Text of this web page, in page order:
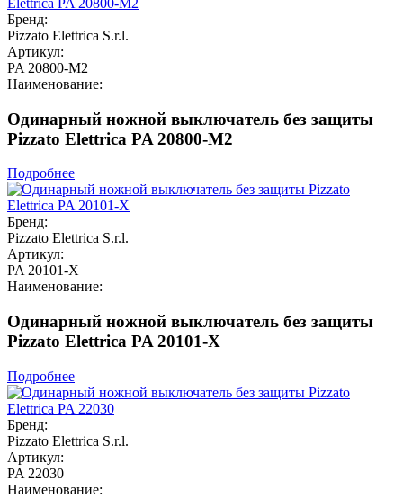
Бренд:
Pizzato Elettrica S.r.l.
Артикул:
PA 20800-M2
Наименование:
Одинарный ножной выключатель без защиты
Pizzato Elettrica PA 20800-M2
Подробнее
Бренд:
Pizzato Elettrica S.r.l.
Артикул:
PA 20101-X
Наименование:
Одинарный ножной выключатель без защиты
Pizzato Elettrica PA 20101-X
Подробнее
Бренд:
Pizzato Elettrica S.r.l.
Артикул:
PA 22030
Наименование: